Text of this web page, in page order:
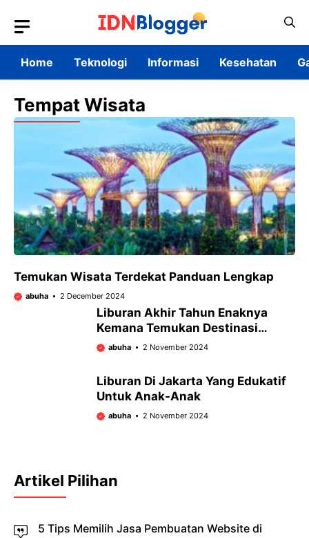
content
Home
Teknologi Informasi Kesehatan
Tempat Wisata
Temukan Wisata Terdekat Panduan Lengkap
abuha 2 December 2024
Liburan Akhir Tahun Enaknya
Kemana Temukan Destinasi
Impianmu!
abuha 2 November 2024
Liburan Di Jakarta Yang Edukatif
Untuk Anak-Anak
abuha 2 November 2024
Artikel Pilihan
5 Tips Memilih Jasa Pembuatan Website di